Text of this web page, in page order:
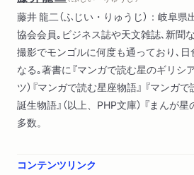
はくちょう座／こと座／わし座
３ 業を背負った子供たち
いて座／へび座／へびつかい座／ケン
座
第三章 秋の星座
１ エチオピア王家
／ペガスス座／くじら座
藤井 龍二（ふじい・りゅうじ）：岐阜
協会会員｡ビジネス誌や天文雑誌､新聞
撮影でモンゴルに何度も通っており､
なる｡著書に『マンガで読む星のギリシ
ツ）『マンガで読む星座物語』 『マンガ
誕生物語』（以上、PHP文庫） 『まんが星
多数。
コンテンツリンク